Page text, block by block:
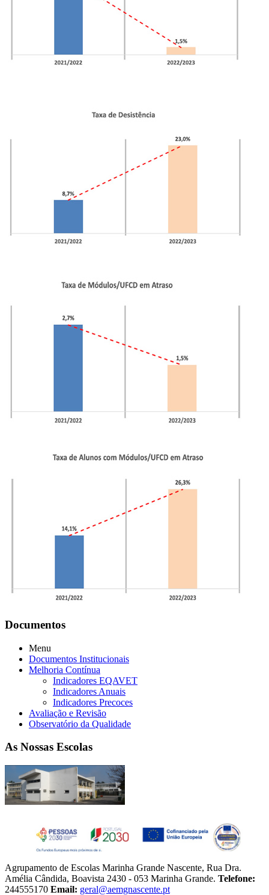
Documentos
Menu
Documentos Institucionais
Melhoria Contínua
Indicadores EQAVET
Indicadores Anuais
Indicadores Precoces
Avaliação e Revisão
Observatório da Qualidade
As Nossas Escolas
Agrupamento de Escolas Marinha Grande Nascente, Rua Dra.
Amélia Cândida, Boavista 2430 - 053 Marinha Grande. Telefone:
244555170 Email: geral@aemgnascente.pt